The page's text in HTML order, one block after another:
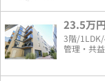
23.5万円
3階/
管理・共